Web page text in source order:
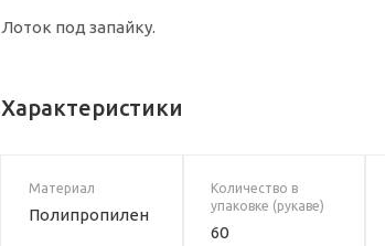
Лоток под запайку.
Характеристики
Материал
Полипропилен
Количество в
упаковке (рукаве)
60